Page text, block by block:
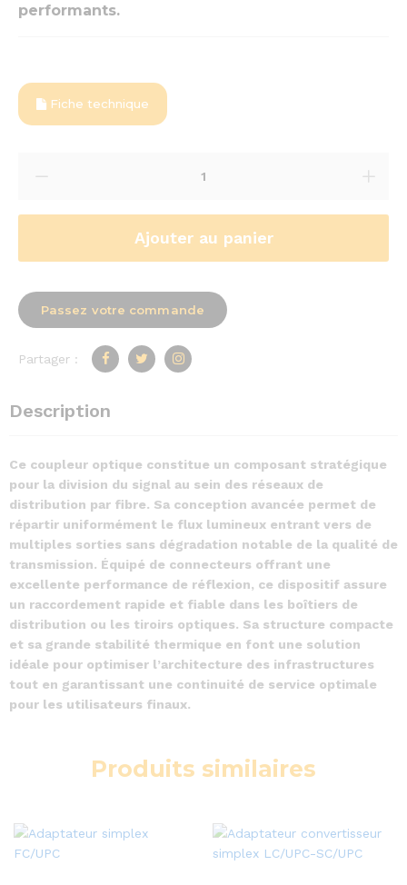
performants.
Fiche technique
Ajouter au panier
Passez votre commande
Partager :
Description
Ce coupleur optique constitue un composant stratégique
pour la division du signal au sein des réseaux de
distribution par fibre. Sa conception avancée permet de
répartir uniformément le flux lumineux entrant vers de
multiples sorties sans dégradation notable de la qualité de
transmission. Équipé de connecteurs offrant une
excellente performance de réflexion, ce dispositif assure
un raccordement rapide et fiable dans les boîtiers de
distribution ou les tiroirs optiques. Sa structure compacte
et sa grande stabilité thermique en font une solution
idéale pour optimiser l’architecture des infrastructures
tout en garantissant une continuité de service optimale
pour les utilisateurs finaux.
Produits similaires